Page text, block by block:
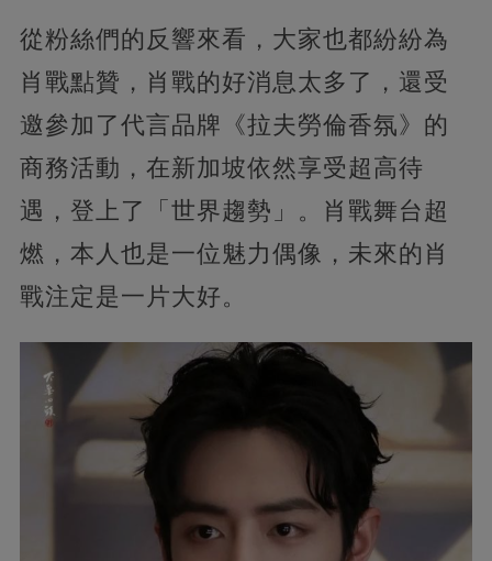
從粉絲們的反響來看，大家也都紛紛為
肖戰點贊，肖戰的好消息太多了，還受
邀參加了代言品牌《拉夫勞倫香氛》的
商務活動，在新加坡依然享受超高待
遇，登上了「世界趨勢」。肖戰舞台超
燃，本人也是一位魅力偶像，未來的肖
戰注定是一片大好。